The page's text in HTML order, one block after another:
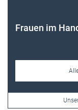
Frauen im